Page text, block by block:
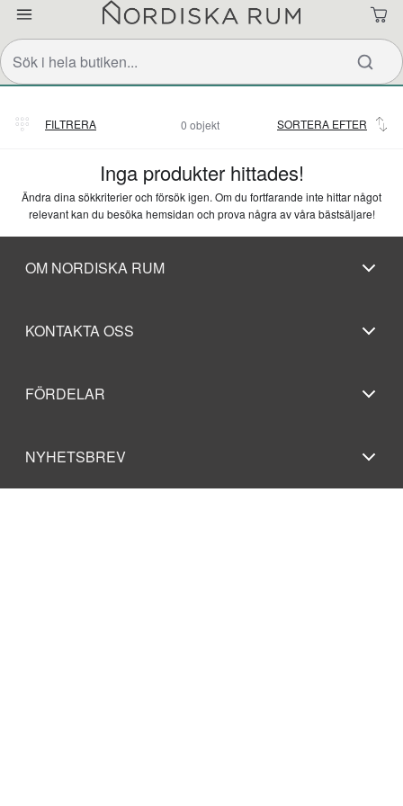
FILTRERA SORTERA EFTER
0 objekt
Inga produkter hittades!
Ändra dina sökkriterier och försök igen. Om du fortfarande inte hittar något
relevant kan du besöka hemsidan och prova några av våra bästsäljare!
OM NORDISKA RUM
KONTAKTA OSS
FÖRDELAR
NYHETSBREV